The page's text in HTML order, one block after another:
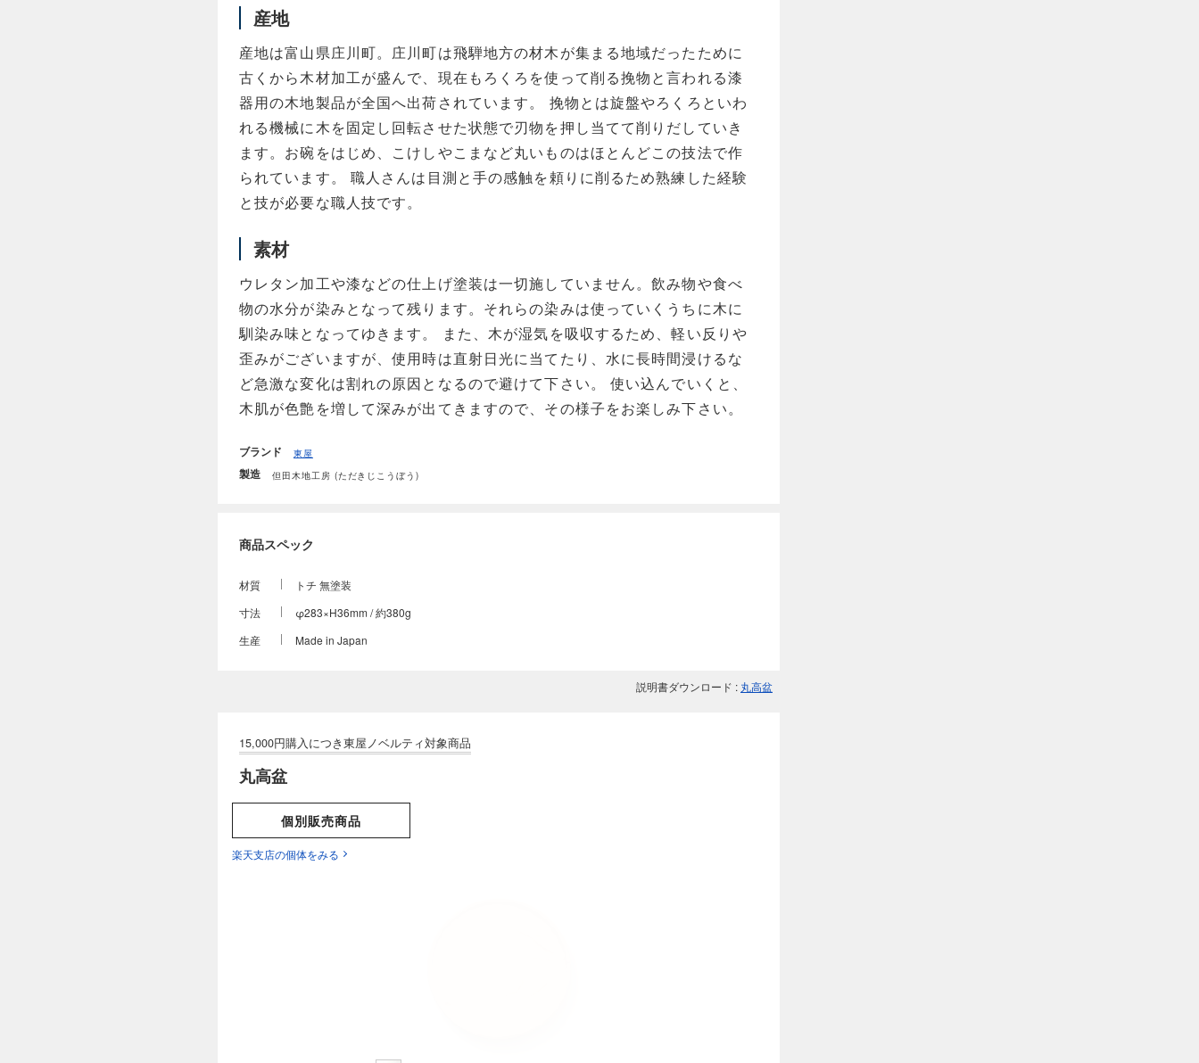
産地
産地は富山県庄川町。庄川町は飛騨地方の材木が集まる地域だったために
古くから木材加工が盛んで、現在もろくろを使って削る挽物と言われる漆
器用の木地製品が全国へ出荷されています。 挽物とは旋盤やろくろといわ
れる機械に木を固定し回転させた状態で刃物を押し当てて削りだしていき
ます。お碗をはじめ、こけしやこまなど丸いものはほとんどこの技法で作
られています。 職人さんは目測と手の感触を頼りに削るため熟練した経験
と技が必要な職人技です。
素材
ウレタン加工や漆などの仕上げ塗装は一切施していません。飲み物や食べ
物の水分が染みとなって残ります。それらの染みは使っていくうちに木に
馴染み味となってゆきます。 また、木が湿気を吸収するため、軽い反りや
歪みがございますが、使用時は直射日光に当てたり、水に長時間浸けるな
ど急激な変化は割れの原因となるので避けて下さい。 使い込んでいくと、
木肌が色艶を増して深みが出てきますので、その様子をお楽しみ下さい。
ブランド 東屋
製造 但田木地工房 (ただきじこうぼう)
商品スペック
材質
トチ 無塗装
寸法
φ283×H36mm / 約380g
生産
Made in Japan
説明書ダウンロード : 丸高盆
丸高盆
個別販売商品
楽天支店の個体をみる